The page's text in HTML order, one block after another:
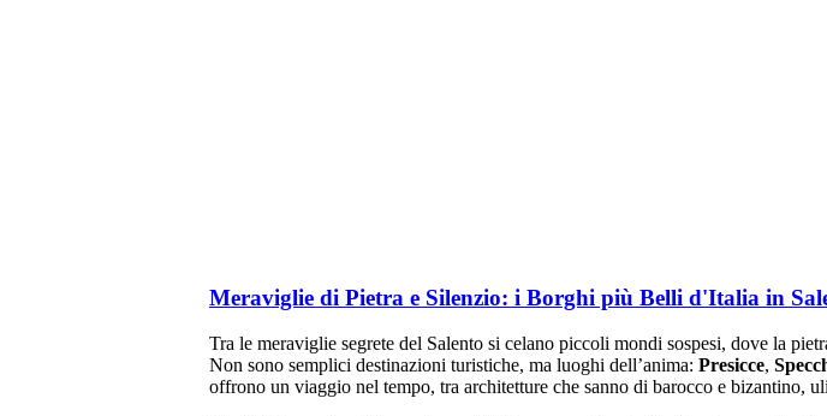
Meraviglie di Pietra e Silenzio: i Borghi più Belli d'Italia in
Tra le meraviglie segrete del Salento si celano piccoli mondi sospesi, dove la
Non sono semplici destinazioni turistiche, ma luoghi dell’anima: Presicce,
offrono un viaggio nel tempo, tra architetture che sanno di barocco e bizantino,